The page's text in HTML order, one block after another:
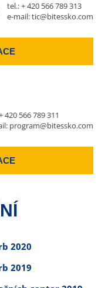
tel.:+ 420 566 789 313
e-mail:tic@bitessko.com
420 566 789 311
program@bitessko.com
2020
2019